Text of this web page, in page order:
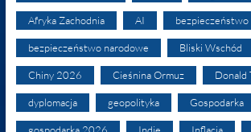
Afryka Zachodnia AI bezpieczeństwo
bezpieczeństwo narodowe Bliski Wschód
Chiny 2026 Cieśnina Ormuz Donald
dyplomacja geopolityka Gospodarka